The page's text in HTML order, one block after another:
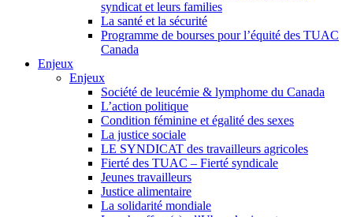
syndicat et leurs families
La santé et la sécurité
Programme de bourses pour l’équité des TUAC
Canada
Enjeux
Enjeux
Société de leucémie & lymphome du Canada
L’action politique
Condition féminine et égalité des sexes
La justice sociale
LE SYNDICAT des travailleurs agricoles
Fierté des TUAC – Fierté syndicale
Jeunes travailleurs
Justice alimentaire
La solidarité mondiale